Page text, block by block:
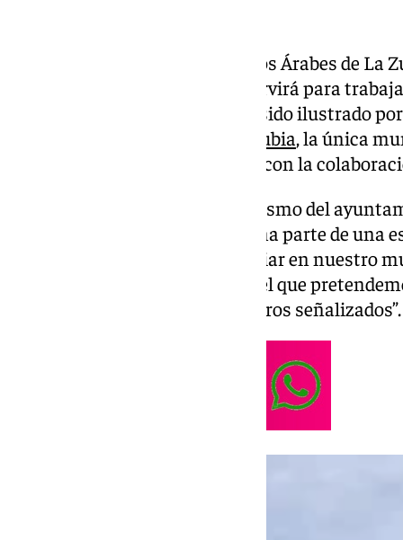
Bajo el título “Ahmed y los Baños Árabes de La
ya va por la segunda edición, servirá para
más pequeños y pequeñas. Ha sido ilustrado
La Zubia, la única
provincia de Granada, y cuenta con la
Como explica el concejal de turismo del
Aguilera, esta publicación “forma parte de una
para fomentar el turismo familiar en nuestro
turístico infantil y juvenil, con el que
adaptada a los diferentes senderos señalizados”.